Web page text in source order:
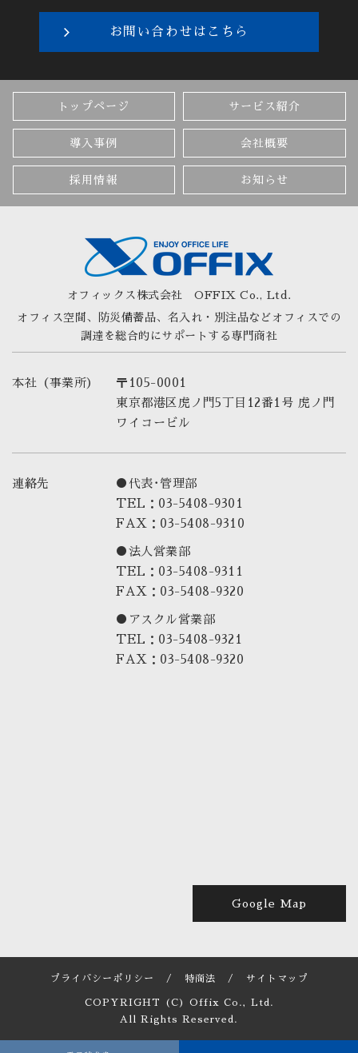
お問い合わせはこちら
トップページ サービス紹介
導入事例 会社概要
採用情報 お知らせ
オフィックス株式会社 OFFIX Co., Ltd.
オフィス空間、防災備蓄品、名入れ・別注品など オフィスでの
調達を総合的にサポートする専門商社
本社（事業所）
〒105-0001
東京都港区虎ノ門5丁目12番1号 虎ノ門
ワイコービル
連絡先
●代表･管理部
TEL：03-5408-9301
FAX：03-5408-9310
●法人営業部
TEL：03-5408-9311
FAX：03-5408-9320
●アスクル営業部
TEL：03-5408-9321
FAX：03-5408-9320
Google Map
プライバシーポリシー / 特商法 / サイトマップ
COPYRIGHT (C) Offix Co., Ltd.
All Rights Reserved.